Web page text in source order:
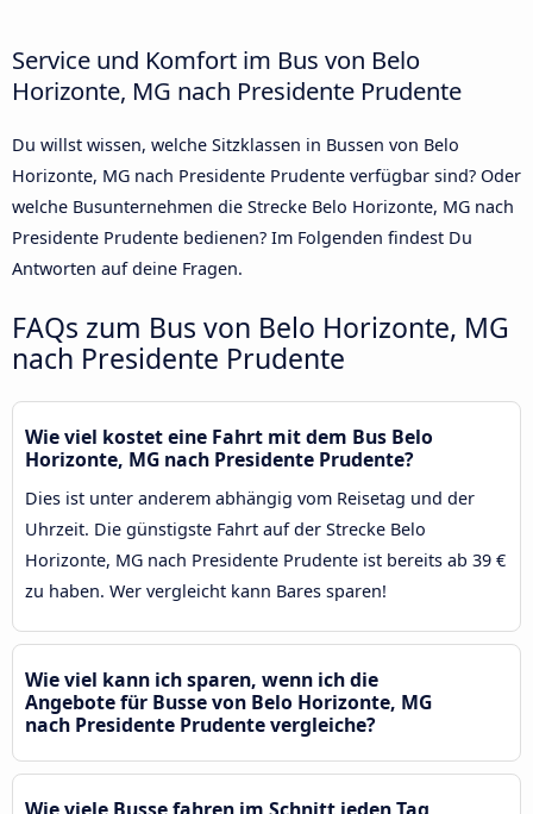
Service und Komfort im Bus von Belo
Horizonte, MG nach Presidente Prudente
Du willst wissen, welche Sitzklassen in Bussen von Belo
Horizonte, MG nach Presidente Prudente verfügbar sind? Oder
welche Busunternehmen die Strecke Belo Horizonte, MG nach
Presidente Prudente bedienen? Im Folgenden findest Du
Antworten auf deine Fragen.
FAQs zum Bus von Belo Horizonte, MG
nach Presidente Prudente
Wie viel kostet eine Fahrt mit dem Bus Belo
Horizonte, MG nach Presidente Prudente?
Dies ist unter anderem abhängig vom Reisetag und der
Uhrzeit. Die günstigste Fahrt auf der Strecke Belo
Horizonte, MG nach Presidente Prudente ist bereits ab 39 €
zu haben. Wer vergleicht kann Bares sparen!
Wie viel kann ich sparen, wenn ich die
Angebote für Busse von Belo Horizonte, MG
nach Presidente Prudente vergleiche?